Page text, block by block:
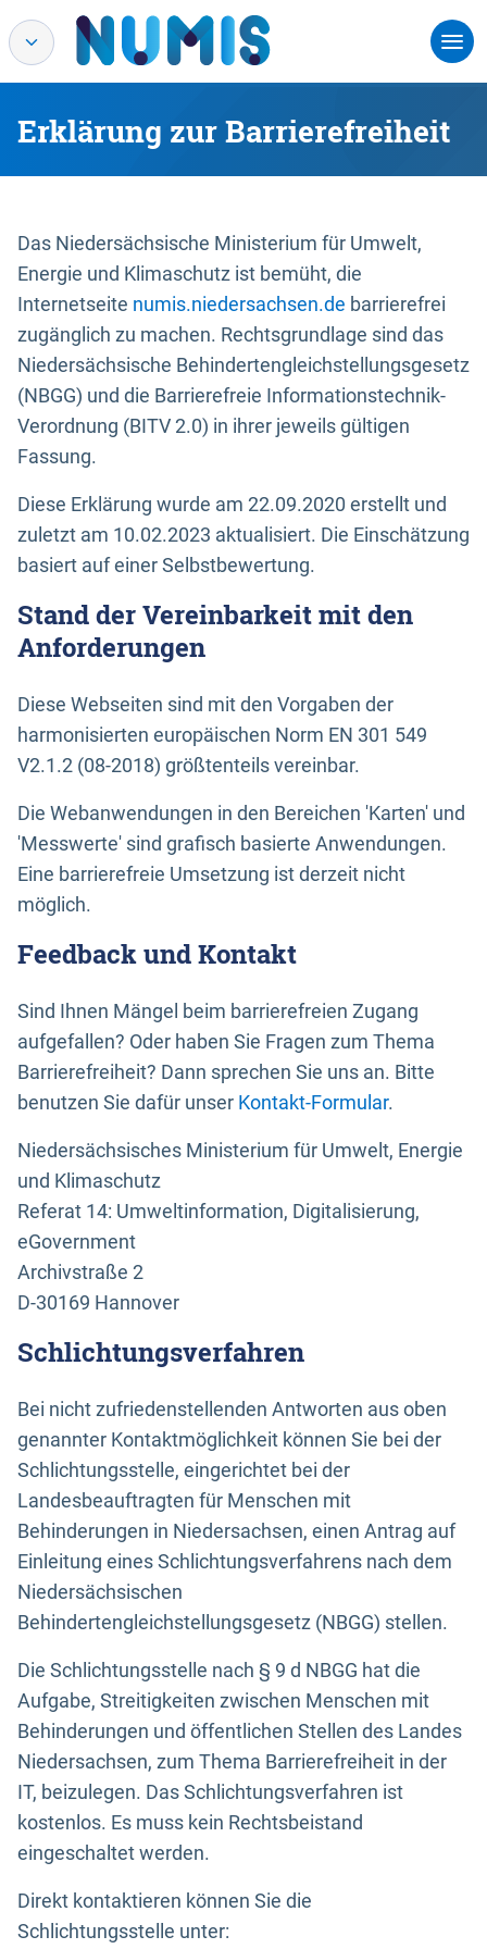
Erklärung zur Barrierefreiheit
Das Niedersächsische Ministerium für Umwelt,
Energie und Klimaschutz ist bemüht, die
Internetseite numis.niedersachsen.de barrierefrei
zugänglich zu machen. Rechtsgrundlage sind das
Niedersächsische Behindertengleichstellungsgesetz
(NBGG) und die Barrierefreie Informationstechnik-
Verordnung (BITV 2.0) in ihrer jeweils gültigen
Fassung.
Diese Erklärung wurde am 22.09.2020 erstellt und
zuletzt am 10.02.2023 aktualisiert. Die Einschätzung
basiert auf einer Selbstbewertung.
Stand der Vereinbarkeit mit den
Anforderungen
Diese Webseiten sind mit den Vorgaben der
harmonisierten europäischen Norm EN 301 549
V2.1.2 (08-2018) größtenteils vereinbar.
Die Webanwendungen in den Bereichen 'Karten' und
'Messwerte' sind grafisch basierte Anwendungen.
Eine barrierefreie Umsetzung ist derzeit nicht
möglich.
Feedback und Kontakt
Sind Ihnen Mängel beim barrierefreien Zugang
aufgefallen? Oder haben Sie Fragen zum Thema
Barrierefreiheit? Dann sprechen Sie uns an. Bitte
benutzen Sie dafür unser Kontakt-Formular.
Niedersächsisches Ministerium für Umwelt, Energie
und Klimaschutz
Referat 14: Umweltinformation, Digitalisierung,
eGovernment
Archivstraße 2
D-30169 Hannover
Schlichtungsverfahren
Bei nicht zufriedenstellenden Antworten aus oben
genannter Kontaktmöglichkeit können Sie bei der
Schlichtungsstelle, eingerichtet bei der
Landesbeauftragten für Menschen mit
Behinderungen in Niedersachsen, einen Antrag auf
Einleitung eines Schlichtungsverfahrens nach dem
Niedersächsischen
Behindertengleichstellungsgesetz (NBGG) stellen.
Die Schlichtungsstelle nach § 9 d NBGG hat die
Aufgabe, Streitigkeiten zwischen Menschen mit
Behinderungen und öffentlichen Stellen des Landes
Niedersachsen, zum Thema Barrierefreiheit in der
IT, beizulegen. Das Schlichtungsverfahren ist
kostenlos. Es muss kein Rechtsbeistand
eingeschaltet werden.
Direkt kontaktieren können Sie die
Schlichtungsstelle unter: